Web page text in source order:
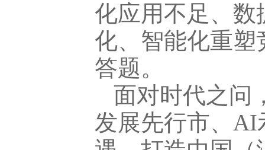
化应用不足、数
化、智能化重塑
答题。
面对时代之问
发展先行市、AI